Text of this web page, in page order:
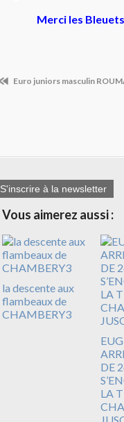
Merci les Bleuets
Euro juniors masculin
S'inscrire à la newsletter
Vous aimerez aussi :
la descente aux
flambeaux de
CHAMBERY3
DE
LA